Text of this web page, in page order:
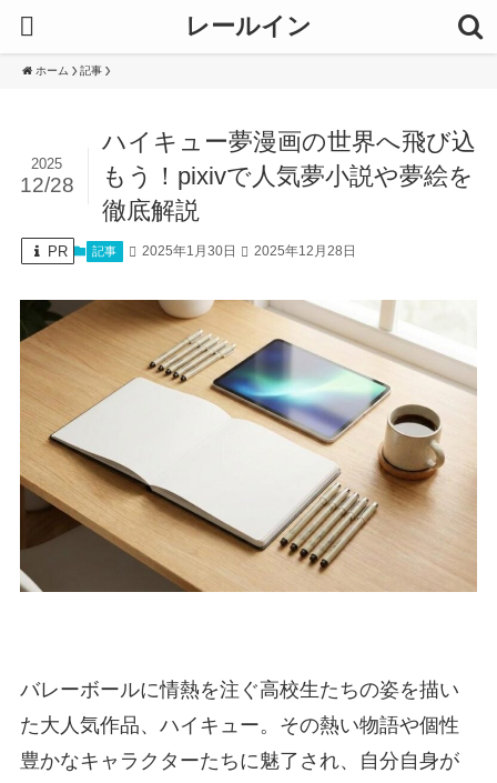
レールイン
ホーム 記事
ハイキュー夢漫画の世界へ飛び込
もう！pixivで人気夢小説や夢絵を
徹底解説
2025
12/28
PR 記事 2025年1月30日 2025年12月28日
バレーボールに情熱を注ぐ高校生たちの姿を描い
た大人気作品、ハイキュー。その熱い物語や個性
豊かなキャラクターたちに魅了され、自分自身が